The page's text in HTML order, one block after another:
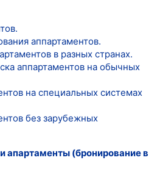
аппартаментов.
в разных странах.
аппартаментов на обычных
на специальных системах
без зарубежных
апартаменты (бронирование в